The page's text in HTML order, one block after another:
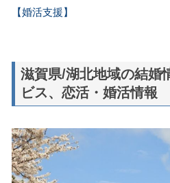
【婚活支援】
滋賀県/湖北地域の結婚
ビス、恋活・婚活情報